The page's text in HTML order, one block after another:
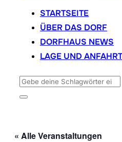
springen
STARTSEITE
ÜBER DAS DORF
DORFHAUS NEWS
LAGE UND ANFAHRT
Suchen
nach:
Seitenleiste
« Alle Veranstaltungen